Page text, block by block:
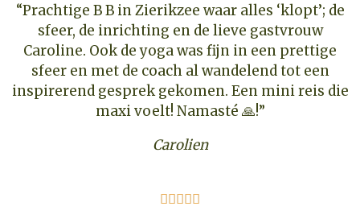
“Prachtige B B in Zierikzee waar alles ‘klopt’; de
sfeer, de inrichting en de lieve gastvrouw
Caroline. Ook de yoga was fijn in een prettige
sfeer en met de coach al wandelend tot een
inspirerend gesprek gekomen. Een mini reis die
maxi voelt! Namasté 🙏!”
Carolien
